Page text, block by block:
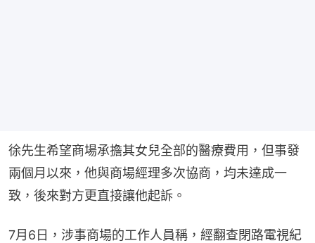
徐先生希望商場承擔其女兒全部的醫療費用，但事發
兩個月以來，他與商場經理多次協商，均未達成一
致，後來對方更直接讓他起訴。
7月6日，涉事商場的工作人員稱，經翻查閉路電視紀